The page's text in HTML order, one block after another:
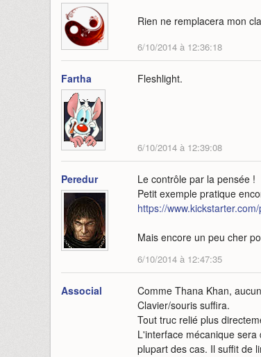
Rien ne remplacera mon
6/10/2014 à 12:36:18
Fartha Fleshlight.
6/10/2014 à 12:39:08
Peredur
Le contrôle par la pensée !
Petit exemple pratique
https://
Mais encore un peu cher
6/10/2014 à 12:47:35
Associal
Comme Thana Khan,
Clavier/souris suffira.
Tout truc relié plus
L'interface mécanique
plupart des cas. Il suffit de